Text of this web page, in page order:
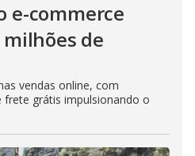
e-commerce
de
vendas online, com
grátis impulsionando o